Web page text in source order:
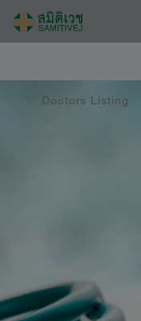
Doctors Listing